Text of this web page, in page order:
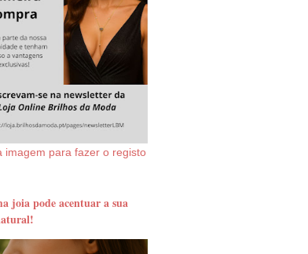
imagem para fazer o registo
joia pode acentuar a sua